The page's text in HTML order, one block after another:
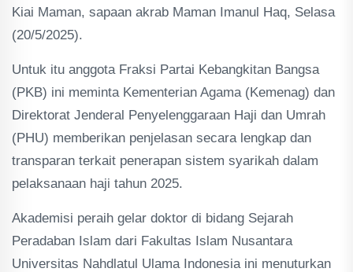
Kiai Maman, sapaan akrab Maman Imanul Haq, Selasa
(20/5/2025).
Untuk itu anggota Fraksi Partai Kebangkitan Bangsa
(PKB) ini meminta Kementerian Agama (Kemenag) dan
Direktorat Jenderal Penyelenggaraan Haji dan Umrah
(PHU) memberikan penjelasan secara lengkap dan
transparan terkait penerapan sistem syarikah dalam
pelaksanaan haji tahun 2025.
Akademisi peraih gelar doktor di bidang Sejarah
Peradaban Islam dari Fakultas Islam Nusantara
Universitas Nahdlatul Ulama Indonesia ini menuturkan